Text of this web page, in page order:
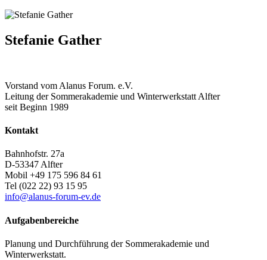
Stefanie Gather
Vorstand vom Alanus Forum. e.V.
Leitung der Sommerakademie und Winterwerkstatt Alfter
seit Beginn 1989
Kontakt
Bahnhofstr. 27a
D-53347 Alfter
Mobil +49 175 596 84 61
Tel (022 22) 93 15 95
info@alanus-forum-ev.de
Aufgabenbereiche
Planung und Durchführung der Sommerakademie und
Winterwerkstatt.